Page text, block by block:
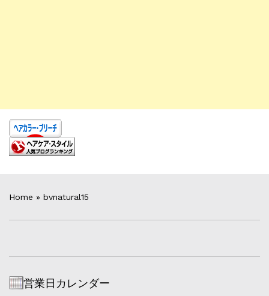
Home » bvnatural15
営業日カレンダー